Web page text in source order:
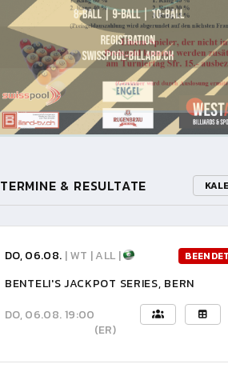
TERMINE & RESULTATE
DO, 06.08. | WT | ALL | BEENDET
BENTELI'S JACKPOT SERIES, BERN
DO, 06.08. 19:00
(ER)